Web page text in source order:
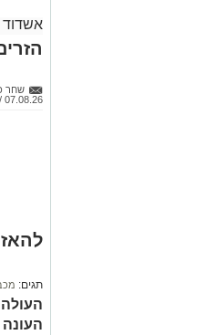
אשדוד
שחר
07.08.26 / 17:59
תגים: